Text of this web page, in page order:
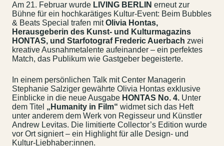
Am 21. Februar wurde LIVING BERLIN erneut zur
Bühne für ein hochkarätiges Kultur-Event: Beim Bubbles
& Beats Special trafen mitOlivia Hontas,
Herausgeberin des Kunst- und Kulturmagazins
HONTAS, und Starfotograf Frederic Auerbach zwei
kreative Ausnahmetalente aufeinander – ein perfektes
Match, das Publikum wie Gastgeber begeisterte.
In einem persönlichen Talk mit Center Managerin
Stephanie Salziger gewährte Olivia Hontas exklusive
Einblicke in die neue Ausgabe HONTAS No. 4. Unter
dem Titel „Humanity in Film“ widmet sich das Heft
unter anderem dem Werk von Regisseur und Künstler
Andrew Levitas. Die limitierte Collector’s Edition wurde
vor Ort signiert – ein Highlight für alle Design- und
Kultur-Liebhaber:innen.